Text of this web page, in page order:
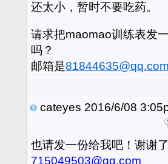
还太小，暂时不要吃药。
请求把maomao训练表发
吗？
邮箱是81844635@qq.com
cateyes 2016/6/08
也请发一份给我吧！谢谢了
715049503@qq.com